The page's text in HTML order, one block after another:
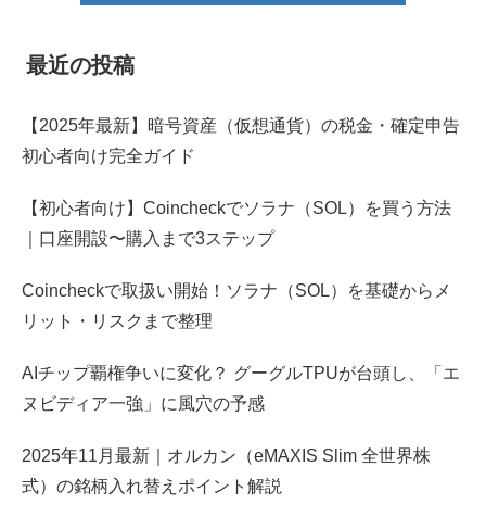
最近の投稿
【2025年最新】暗号資産（仮想通貨）の税金・確定申告
初心者向け完全ガイド
【初心者向け】Coincheckでソラナ（SOL）を買う方法
｜口座開設〜購入まで3ステップ
Coincheckで取扱い開始！ソラナ（SOL）を基礎からメ
リット・リスクまで整理
AIチップ覇権争いに変化？ グーグルTPUが台頭し、「エ
ヌビディア一強」に風穴の予感
2025年11月最新｜オルカン（eMAXIS Slim 全世界株
式）の銘柄入れ替えポイント解説